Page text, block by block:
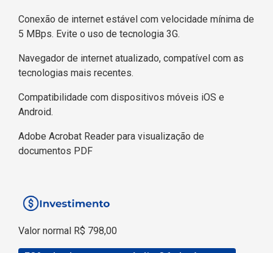
Conexão de internet estável com velocidade mínima de
5 MBps. Evite o uso de tecnologia 3G.
Navegador de internet atualizado, compatível com as
tecnologias mais recentes.
Compatibilidade com dispositivos móveis iOS e
Android.
Adobe Acrobat Reader para visualização de
documentos PDF
Valor normal R$ 798,00